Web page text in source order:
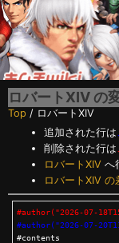
ロバートXIV の
Top / ロバートXIV
追加された行は
削除された行は
ロバートXIV へ
ロバートXIV の
#author("2026-07-
#author("2026-07-
#contents